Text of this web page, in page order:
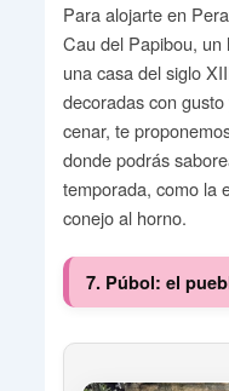
Para alojarte en
Cau del Papibou, un
una casa del siglo
decoradas con
cenar, te
donde podrás
temporada, como la
conejo al horno.
7. Púbol: el